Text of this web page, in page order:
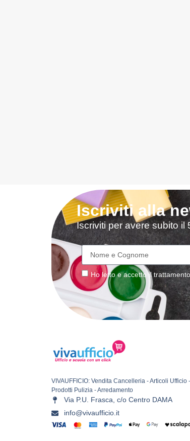
Iscriviti alla
Iscriviti per avere subito il
Ho letto e accetto iltrattamento
VIVAUFFICIO: Vendita Cancelleria - Articoli Ufficio
Prodotti Pulizia - Arredamento
Via P.U. Frasca, c/o Centro DAMA
info@vivaufficio.it